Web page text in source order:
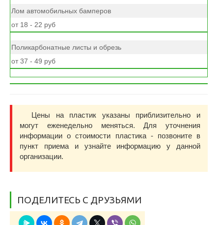
Лом автомобильных бамперов
от 18 - 22 руб
Поликарбонатные листы и обрезь
от 37 - 49 руб
Цены на пластик указаны приблизительно и
могут еженедельно меняться. Для уточнения
информации о стоимости пластика - позвоните в
пункт приема и узнайте информацию у данной
организации.
ПОДЕЛИТЕСЬ С ДРУЗЬЯМИ